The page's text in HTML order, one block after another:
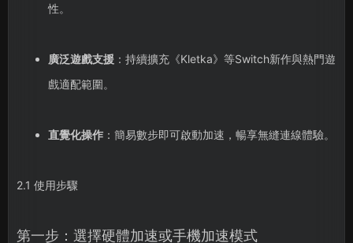
性。
廣泛遊戲支援：持續擴充《Kletka》等Switch新作與熱門遊
戲適配範圍。
直覺化操作：簡易數步即可啟動加速，暢享無縫連線體驗。
2.1 使用步驟
第一步：選擇硬體加速或手機加速模式